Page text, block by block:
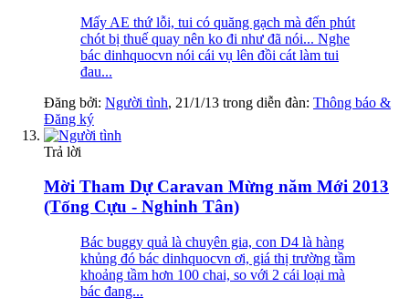
Mấy AE thứ lỗi, tui có quăng gạch mà đến phút
chót bị thuế quay nên ko đi như đã nói... Nghe
bác dinhquocvn nói cái vụ lên đồi cát làm tui
đau...
Đăng bởi: Người tình, 21/1/13 trong diễn đàn: Thông báo &
Đăng ký
Trả lời
Mời Tham Dự Caravan Mừng năm Mới 2013
(Tống Cựu - Nghinh Tân)
Bác buggy quả là chuyên gia, con D4 là hàng
khủng đó bác dinhquocvn ơi, giá thị trường tầm
khoảng tầm hơn 100 chai, so với 2 cái loại mà
bác đang...